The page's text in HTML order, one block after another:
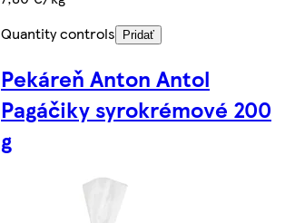
Quantity controls
Pridať
Pekáreň Anton Antol
Pagáčiky syrokrémové 200
g